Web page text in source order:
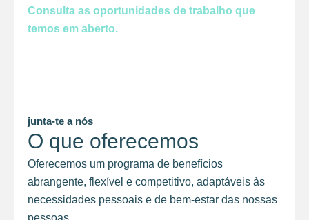
Consulta as oportunidades de trabalho que
temos em aberto.
junta-te a nós
O que oferecemos
Oferecemos um programa de benefícios
abrangente, flexível e competitivo, adaptáveis às
necessidades pessoais e de bem-estar das nossas
pessoas.